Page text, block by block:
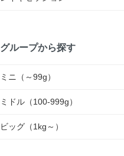
グループから探す
ミニ（～99g）
ミドル（100-999g）
ビッグ（1kg～）